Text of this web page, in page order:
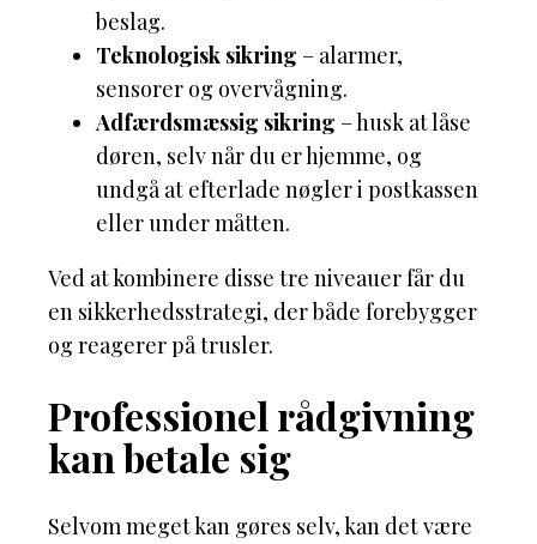
beslag.
Teknologisk sikring – alarmer,
sensorer og overvågning.
Adfærdsmæssig sikring – husk at låse
døren, selv når du er hjemme, og
undgå at efterlade nøgler i postkassen
eller under måtten.
Ved at kombinere disse tre niveauer får du
en sikkerhedsstrategi, der både forebygger
og reagerer på trusler.
Professionel rådgivning
kan betale sig
Selvom meget kan gøres selv, kan det være